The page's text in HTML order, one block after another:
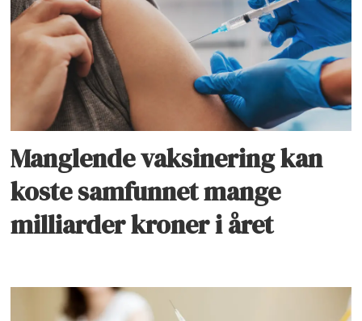
Manglende vaksinering kan
koste samfunnet mange
milliarder kroner i året